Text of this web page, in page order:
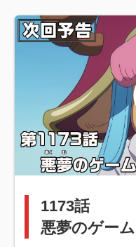
1173話
悪夢のゲー